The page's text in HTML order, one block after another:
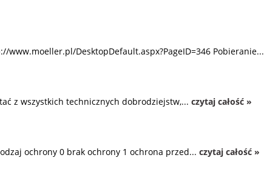
DesktopDefault.aspx?PageID=346 Pobieranie...
z wszystkich technicznych dobrodziejstw,... czytaj całość »
ochrony 0 brak ochrony 1 ochrona przed... czytaj całość »